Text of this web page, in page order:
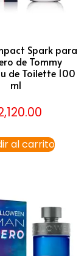
Spark para
de Tommy
de Toilette 100
ml
al carrito